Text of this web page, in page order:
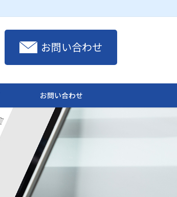
お問い合わせ
お問い合わせ